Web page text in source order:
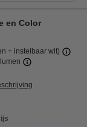
en Color
+ instelbaar wit)